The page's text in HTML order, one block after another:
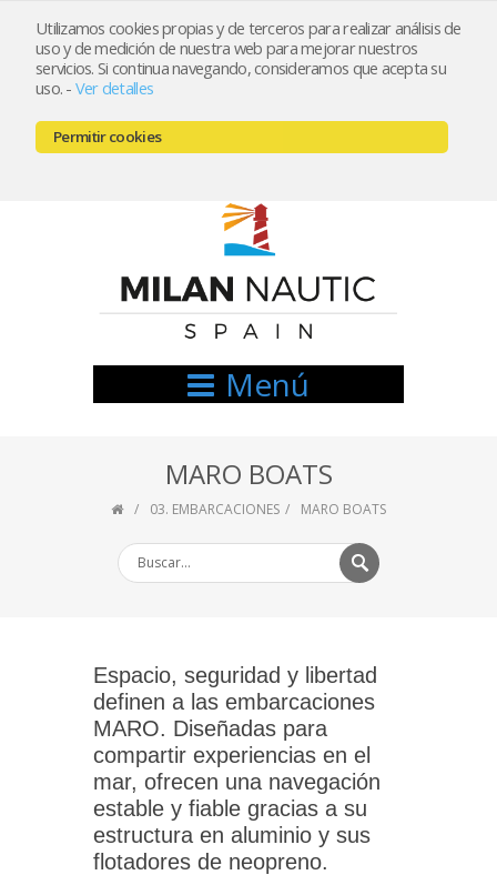
Utilizamos cookies propias y de terceros para realizar análisis de
uso y de medición de nuestra web para mejorar nuestros
servicios. Si continua navegando, consideramos que acepta su
uso. - Ver detalles
Permitir cookies
Registrarse Mi cuenta
666521122 // 654999333
Menú
MARO BOATS
03. EMBARCACIONES MARO BOATS
Espacio, seguridad y libertad
definen a las embarcaciones
MARO. Diseñadas para
compartir experiencias en el
mar, ofrecen una navegación
estable y fiable gracias a su
estructura en aluminio y sus
flotadores de neopreno.